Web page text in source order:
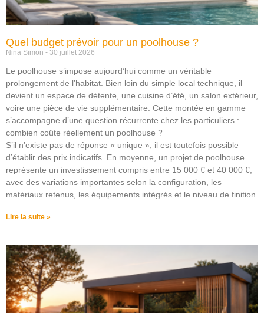
Quel budget prévoir pour un poolhouse ?
Nina Simon 30 juillet 2026
Le poolhouse s’impose aujourd’hui comme un véritable
prolongement de l’habitat. Bien loin du simple local technique, il
devient un espace de détente, une cuisine d’été, un salon extérieur,
voire une pièce de vie supplémentaire. Cette montée en gamme
s’accompagne d’une question récurrente chez les particuliers :
combien coûte réellement un poolhouse ?
S’il n’existe pas de réponse « unique », il est toutefois possible
d’établir des prix indicatifs. En moyenne, un projet de poolhouse
représente un investissement compris entre 15 000 € et 40 000 €,
avec des variations importantes selon la configuration, les
matériaux retenus, les équipements intégrés et le niveau de finition.
Lire la suite »